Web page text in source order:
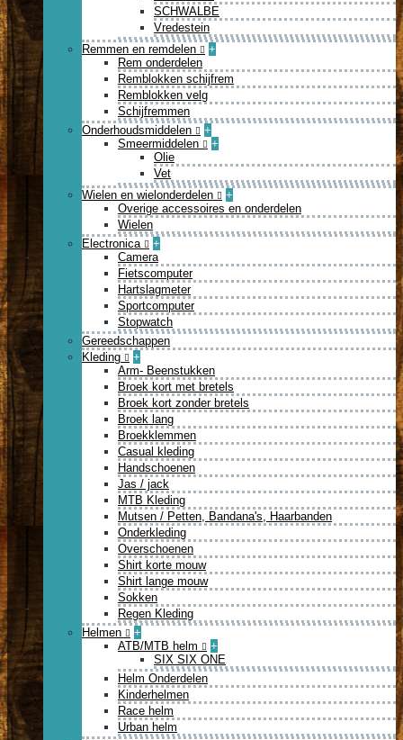
SCHWALBE
Vredestein
Remmen en remdelen
+
Rem onderdelen
Remblokken schijfrem
Remblokken velg
Schijfremmen
Onderhoudsmiddelen
+
Smeermiddelen
+
Olie
Vet
Wielen en wielonderdelen
+
Overige accessoires en onderdelen
Wielen
Electronica
+
Camera
Fietscomputer
Hartslagmeter
Sportcomputer
Stopwatch
Gereedschappen
Kleding
+
Arm- Beenstukken
Broek kort met bretels
Broek kort zonder bretels
Broek lang
Broekklemmen
Casual kleding
Handschoenen
Jas / jack
MTB Kleding
Mutsen / Petten, Bandana's, Haarbanden
Onderkleding
Overschoenen
Shirt korte mouw
Shirt lange mouw
Sokken
Regen Kleding
Helmen
+
ATB/MTB helm
+
SIX SIX ONE
Helm Onderdelen
Kinderhelmen
Race helm
Urban helm